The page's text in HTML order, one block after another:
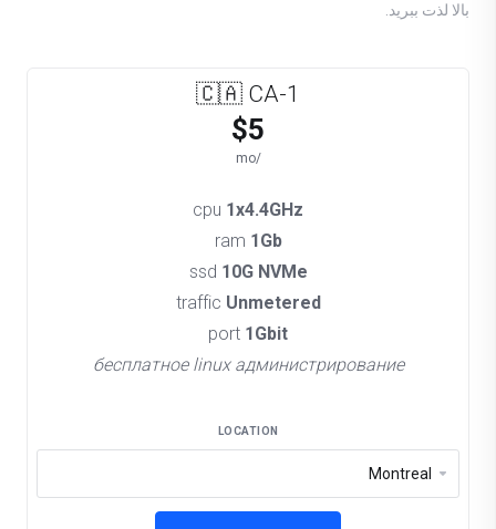
بالا لذت ببرید.
🇨🇦 CA-1
$5
/mo
cpu 1x4.4GHz
ram 1Gb
ssd 10G NVMe
traffic Unmetered
port 1Gbit
бесплатное linux администрирование
LOCATION